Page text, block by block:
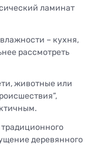
ламинат
– кухня,
рассмотреть
животные или
деревянного